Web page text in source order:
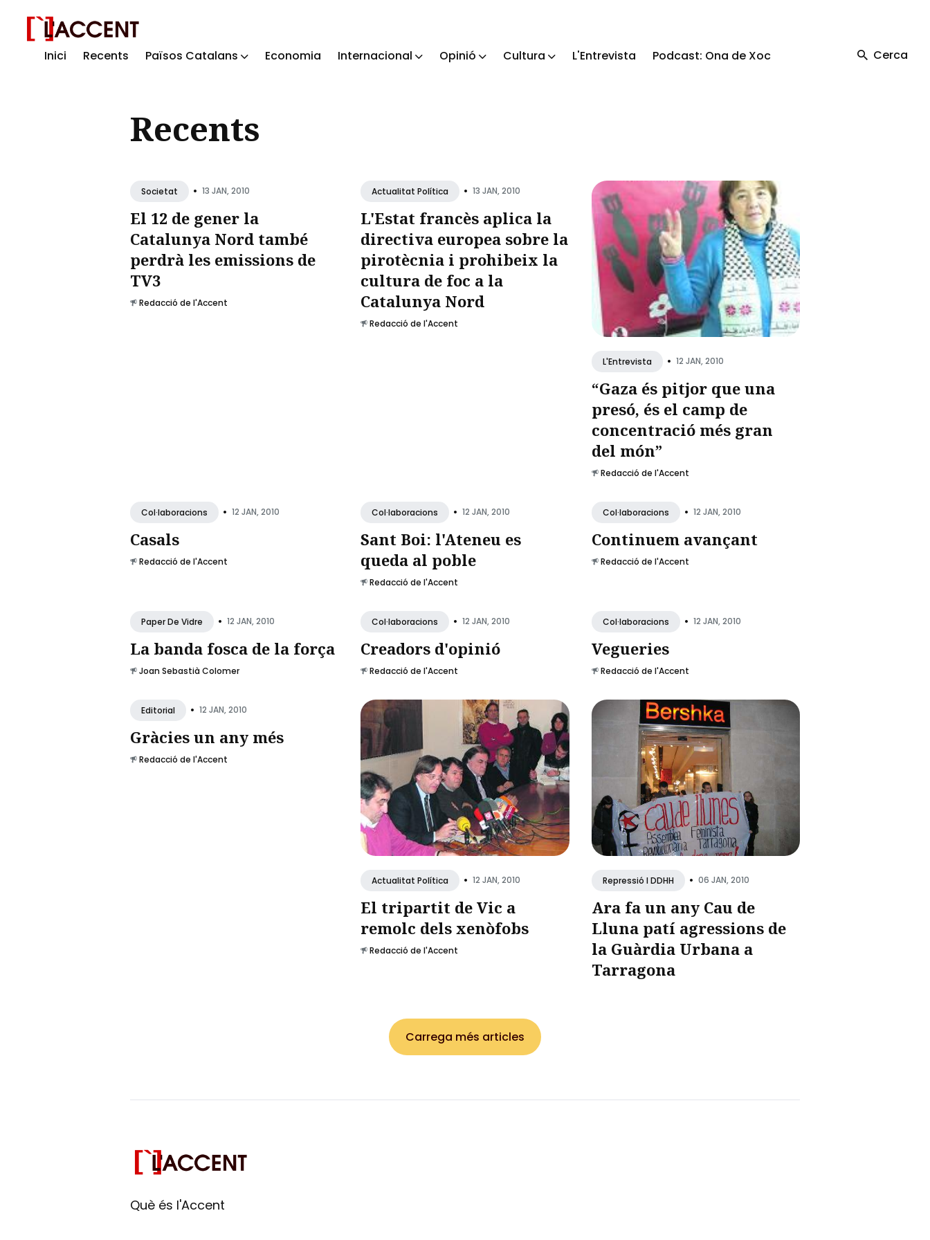
Inici Recents Països Catalans Economia Internacional Opinió Cultura L'Entrevista Podcast: Ona de Xoc Cerca
Recents
Societat • 13 JAN, 2010
El 12 de gener la
Catalunya Nord també
perdrà les emissions de
TV3
Redacció de l'Accent
Actualitat Política • 13 JAN, 2010
L'Estat francès aplica la
directiva europea sobre la
pirotècnia i prohibeix la
cultura de foc a la
Catalunya Nord
Redacció de l'Accent
L'Entrevista • 12 JAN, 2010
“Gaza és pitjor que una
presó, és el camp de
concentració més gran
del món”
Redacció de l'Accent
Col·laboracions • 12 JAN, 2010
Casals
Redacció de l'Accent
Col·laboracions • 12 JAN, 2010
Sant Boi: l'Ateneu es
queda al poble
Redacció de l'Accent
Col·laboracions • 12 JAN, 2010
Continuem avançant
Redacció de l'Accent
Paper De Vidre • 12 JAN, 2010
La banda fosca de la força
Joan Sebastià Colomer
Col·laboracions • 12 JAN, 2010
Creadors d'opinió
Redacció de l'Accent
Col·laboracions • 12 JAN, 2010
Vegueries
Redacció de l'Accent
Editorial • 12 JAN, 2010
Gràcies un any més
Redacció de l'Accent
Actualitat Política • 12 JAN, 2010
El tripartit de Vic a
remolc dels xenòfobs
Redacció de l'Accent
Repressió I DDHH • 06 JAN, 2010
Ara fa un any Cau de
Lluna patí agressions de
la Guàrdia Urbana a
Tarragona
Carrega més articles
Què és l'Accent